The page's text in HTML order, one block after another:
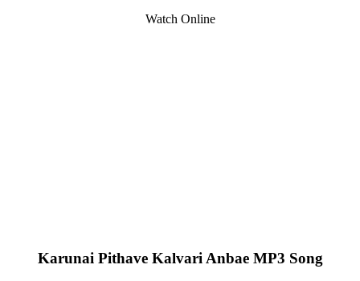
Watch Online
Karunai Pithave Kalvari Anbae MP3 Song